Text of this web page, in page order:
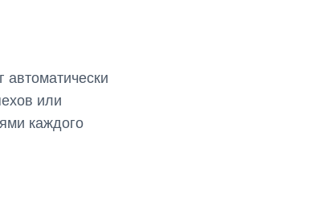
автоматически
или
каждого